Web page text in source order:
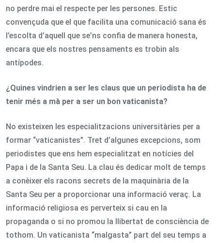
no perdre mai el respecte per les persones. Estic
convençuda que el que facilita una comunicació sana és
l’escolta d’aquell que se’ns confia de manera honesta,
encara que els nostres pensaments es trobin als
antípodes.
¿Quines vindrien a ser les claus que un periodista ha de
tenir més a mà per a ser un bon vaticanista?
No existeixen les especialitzacions universitàries per a
formar “vaticanistes”. Tret d’algunes excepcions, som
periodistes que ens hem especialitzat en notícies del
Papa i de la Santa Seu. La clau és dedicar molt de temps
a conèixer els racons secrets de la maquinària de la
Santa Seu per a proporcionar una informació veraç. La
informació religiosa es perverteix si cau en la
propaganda o si no promou la llibertat de consciència de
tothom. Un vaticanista “malgasta” part del seu temps a